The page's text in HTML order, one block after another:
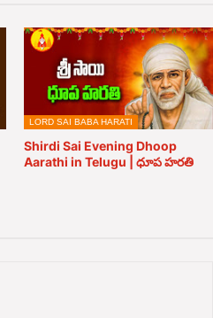
LORD SAI BABA HARATI
Shirdi Sai Evening Dhoop
Aarathi in Telugu | ధూప హరతి